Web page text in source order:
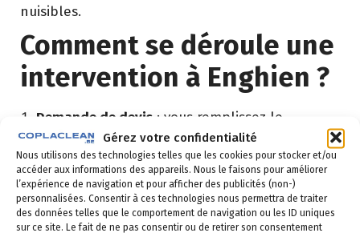
Gérez votre confidentialité
Nous utilisons des technologies telles que les cookies pour stocker et/ou
accéder aux informations des appareils. Nous le faisons pour améliorer
l’expérience de navigation et pour afficher des publicités (non-)
personnalisées. Consentir à ces technologies nous permettra de traiter
des données telles que le comportement de navigation ou les ID uniques
sur ce site. Le fait de ne pas consentir ou de retirer son consentement
nuisibles.
Comment se déroule une
intervention à Enghien ?
Demande de devis : vous remplissez le
formulaire ci-dessous ou vous nous appelez au
02 523 21 89. Réponse sous 24h.
Diagnostic gratuit: notre technicien vient
identifier la nuisance et son origine.